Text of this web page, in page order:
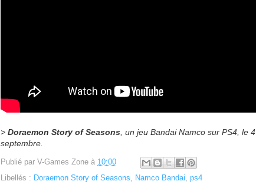
> Doraemon Story of Seasons , un jeu Bandai Namco sur PS4, le 4
septembre.
Publié par V-Games Zone à 10:00
Libellés : Doraemon Story of Seasons Namco Bandai ps4